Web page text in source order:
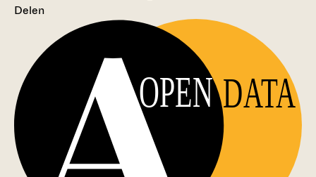
Delen
OPEN DATA